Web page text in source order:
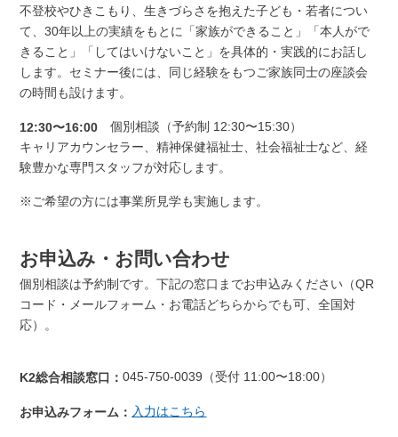
不登校やひきこもり、生きづらさを抱えた子ども・若者につい
て、30年以上の実績をもとに「家族ができること」「本人がで
きること」「してはいけないこと」を具体的・実践的にお話し
します。セミナー後には、同じ経験をもつご家族同士の座談会
の時間も設けます。
12:30〜16:00 個別相談（予約制 12:30〜15:30）
キャリアカウンセラー、精神保健福祉士、社会福祉士など、経
験豊かな専門スタッフが対応します。
※ご希望の方には事業所見学も実施します。
お申込み・お問い合わせ
個別相談は予約制です。下記の窓口までお申込みください（QR
コード・メールフォーム・お電話どちらからでも可、全国対
応）。
K2総合相談窓口：045-750-0039（受付 11:00〜18:00）
お申込みフォーム： 入力はこちら